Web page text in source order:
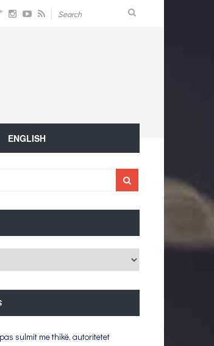
ENGLISH
sulmit me thikë, autoritetet